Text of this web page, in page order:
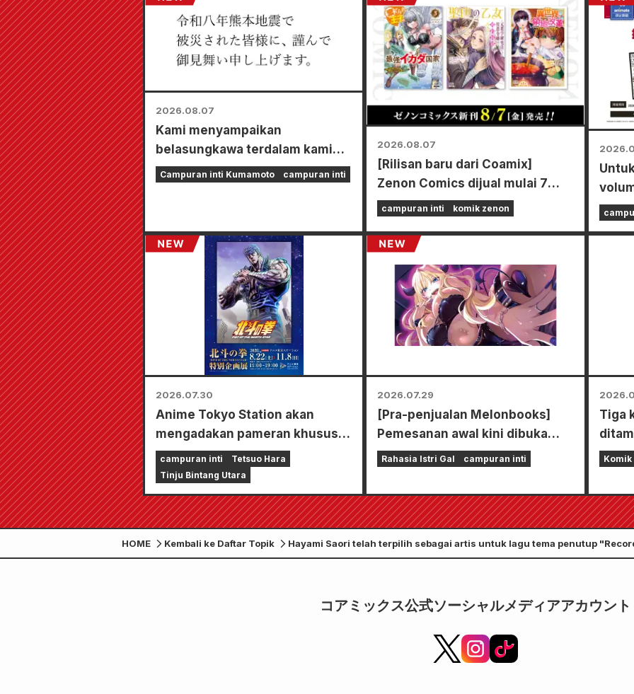
2026.08.07
Kami menyampaikan
belasungkawa terdalam kami
kepada semua pihak yang
Campuran inti Kumamoto campuran inti
2026.08.07
[Rilisan baru dari Coamix]
Zenon Comics dijual mulai 7
Agustus (Jumat)!
campuran inti komik zenon
2026.07.30
Anime Tokyo Station akan
mengadakan pameran khusus
untuk "Fist of the North Star"!!
campuran inti
Tetsuo Hara
Tinju Bintang Utara
2026.07.29
[Pra-penjualan Melonbooks]
Pemesanan awal kini dibuka
untuk set edisi terbatas dengan
menampilkan ilustrasi Fuyuki
Tojo yang sangat indah karya
Kudou! Volume 6 terbaru dari
"The Secret of the Gal Bride"
Rahasia Istri Gal campuran inti
Tiga
akan
24
Komik
HOME Kembali ke Daftar Topik
Hayami Saori telah terpilih sebagai artis untuk lagu tema penutup
berdatangan!
コアミックス公式ソーシャルメディアアカウント